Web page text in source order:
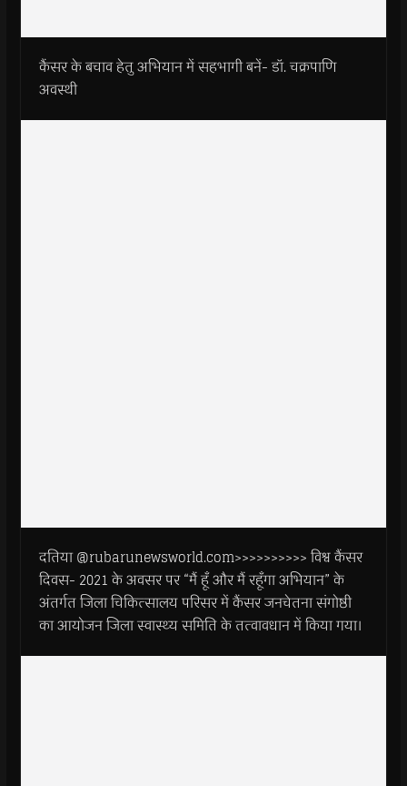
कैंसर के बचाव हेतु अभियान में सहभागी बनें- डॉ. चक्रपाणि
अवस्थी
दतिया @rubarunewsworld.com>>>>>>>>>> विश्व कैंसर
दिवस- 2021 के अवसर पर “मैं हूँ और मैं रहूँगा अभियान” के
अंतर्गत जिला चिकित्सालय परिसर में कैंसर जनचेतना संगोष्ठी
का आयोजन जिला स्वास्थ्य समिति के तत्वावधान में किया गया।